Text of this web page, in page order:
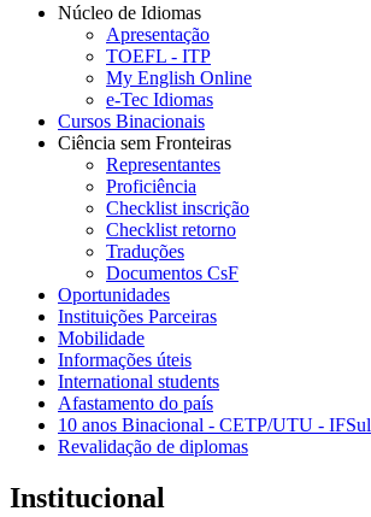
Núcleo de Idiomas
Apresentação
TOEFL - ITP
My English Online
e-Tec Idiomas
Cursos Binacionais
Ciência sem Fronteiras
Representantes
Proficiência
Checklist inscrição
Checklist retorno
Traduções
Documentos CsF
Oportunidades
Instituições Parceiras
Mobilidade
Informações úteis
International students
Afastamento do país
10 anos Binacional - CETP/UTU - IFSul
Revalidação de diplomas
Institucional